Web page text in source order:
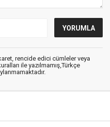
rencide edici cümleler veya
ile yazılmamış,Türkçe